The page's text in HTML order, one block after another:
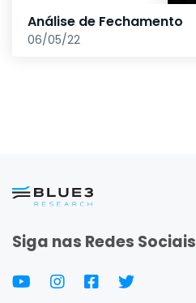
Análise de Fechamento
06/05/22
Siga nas Redes Sociais